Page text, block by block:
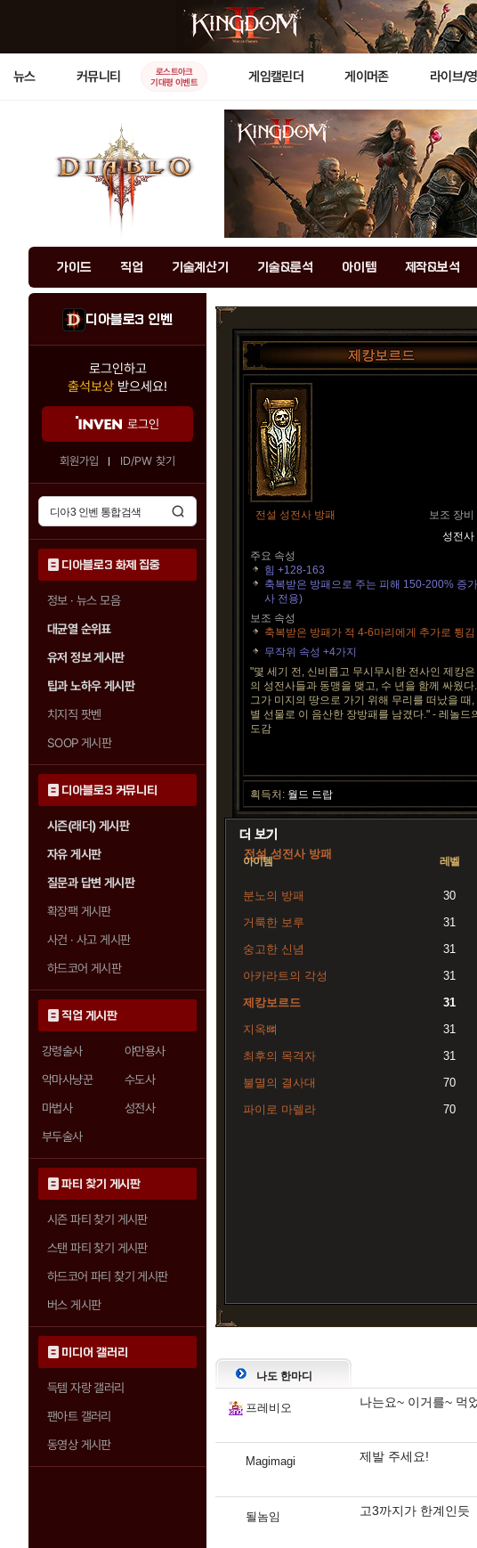
뉴스 커뮤니티
로스트아크
기대평 이벤트
게임캘린더 게이머존 라이브/
가이드 직업 기술계산기 기술&룬석 아이템 제작&보석
디아블로3 인벤
로그인하고
출석보상 받으세요!
로그인
회원가입 ID/PW 찾기
디아블로3 화제 집중
정보 · 뉴스 모음
대균열 순위표
유저 정보 게시판
팁과 노하우 게시판
치지직 팟벤
SOOP 게시판
디아블로3 커뮤니티
시즌(래더) 게시판
자유 게시판
질문과 답변 게시판
확장팩 게시판
사건 · 사고 게시판
하드코어 게시판
직업 게시판
강령술사
야만용사
악마사냥꾼
수도사
마법사
성전사
부두술사
파티 찾기 게시판
시즌 파티 찾기 게시판
스탠 파티 찾기 게시판
하드코어 파티 찾기 게시판
버스 게시판
미디어 갤러리
득템 자랑 갤러리
팬아트 갤러리
동영상 게시판
제캉보르드
보조 장비
전설 성전사 방패
성전사
주요 속성
힘 +128-163
축복받은 방패으로 주는 피해 150-200% 증
사 전용)
보조 속성
축복받은 방패가 적 4-6마리에게 추가로 튕김
무작위 속성 +4가지
"몇 세기 전, 신비롭고 무시무시한 전사인 제캉은
의 성전사들과 동맹을 맺고, 수 년을 함께 싸웠다
그가 미지의 땅으로 가기 위해 무리를 떠났을 때,
별 선물로 이 음산한 장방패를 남겼다." - 레놀드
도감
획득처: 월드 드랍
전설 성전사 방패
아이템 레벨
분노의 방패
30
거룩한 보루
31
숭고한 신념
31
아카라트의 각성
31
제캉보르드
31
지옥뼈
31
최후의 목격자
31
불멸의 결사대
70
파이로 마렐라
70
나도 한마디
프레비오 나는요~ 이거를~ 먹
Magimagi 제발 주세요!
될놈임 고3까지가 한계인듯